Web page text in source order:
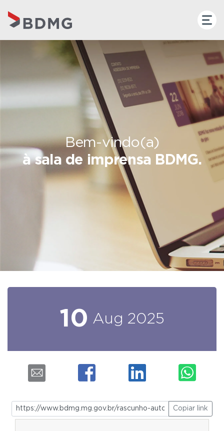
Bem-vindo(a)
à sala de imprensa BDMG.
10 Aug 2025
Copiar link